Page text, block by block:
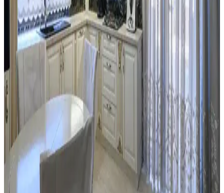
Kiralık mutfaklarda ev sahibi ile iletişim ve izin süreci, boya,
aydınlatma ve donanım değişiklikleriyle estetik ve fonksiyonel
yenileme yöntemleri ele alınmaktadır.
Eski Seramik Karoları Yenileme ve Mutfak
Dolaplarıyla Uyum Sağlama Yöntemleri
Eski seramik karoları değiştirmeden yenileme yöntemleri ve mutfak
dolaplarıyla renk uyumu sağlama teknikleri detaylıca ele
alınmaktadır. Maliyet etkin ve estetik çözümler sunulmaktadır.
Mutfaktaki Boş Alanların İşlevsel Kullanımı İçin
Alternatif Mobilya ve Dekorasyon Önerileri
Mutfaktaki boş alanlar, mobilya seçimi ve dekorasyonla çalışma,
dinlenme veya sosyal alanlara dönüştürülebilir. Doğru
düzenlemelerle fonksiyonel ve estetik mekanlar yaratmak
mümkündür.
Mutfak Pencereleri İçin Estetik ve Fonksiyonel